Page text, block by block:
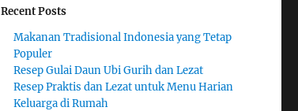
Recent Posts
Makanan Tradisional Indonesia yang Tetap
Populer
Resep Gulai Daun Ubi Gurih dan Lezat
Resep Praktis dan Lezat untuk Menu Harian
Keluarga di Rumah